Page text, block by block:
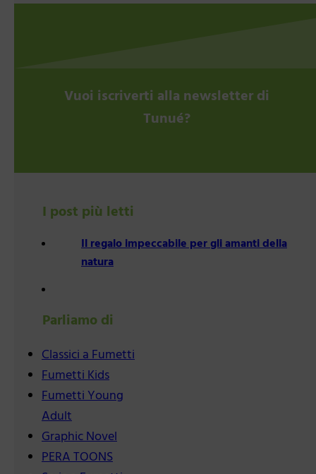
Vuoi iscriverti alla newsletter di
Tunué?
I post più letti
Il regalo impeccabile per gli amanti della
natura
Parliamo di
Classici a Fumetti
Fumetti Kids
Fumetti Young
Adult
Graphic Novel
PERA TOONS